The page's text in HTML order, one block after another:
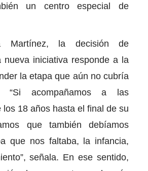
un centro especial de
Martínez, la decisión de
nueva iniciativa responde a la
la etapa que aún no cubría
“Si acompañamos a las
los 18 años hasta el final de su
que también debíamos
que nos faltaba, la infancia,
señala. En ese sentido,